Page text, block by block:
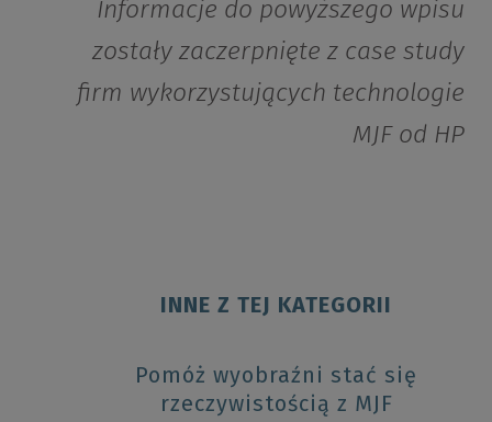
Informacje do powyższego wpisu
zostały zaczerpnięte z case study
firm wykorzystujących technologie
MJF od HP
INNE Z TEJ KATEGORII
Pomóż wyobraźni stać się
rzeczywistością z MJF